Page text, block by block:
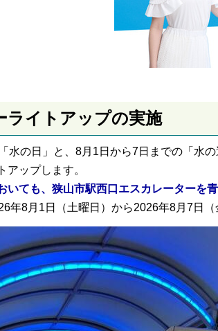
ライトアップの実施
水の日」と、8月1日から7日までの「水
アップします。
いても、狭山市駅西口エスカレーターを
年8月1日（土曜日）から2026年8月7日